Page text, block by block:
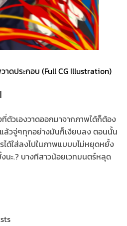
าดประกอบ (Full CG Illustration)
ตัวเองวาดออกมาจากภาพได้ก็ต้อง
ล้วจู่ๆทุกอย่างมันก็เงียบลง ตอนนั้น
ด้ใส่ลงไปในภาพแบบบไม่หยุดหยั้ง
นะ.? บางทีสาวน้อยเวทมนตร์หลุด